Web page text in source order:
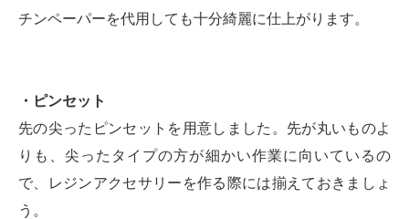
チンペーパーを代用しても十分綺麗に仕上がります。
・ピンセット
先の尖ったピンセットを用意しました。先が丸いものよ
りも、尖ったタイプの方が細かい作業に向いているの
で、レジンアクセサリーを作る際には揃えておきましょ
う。